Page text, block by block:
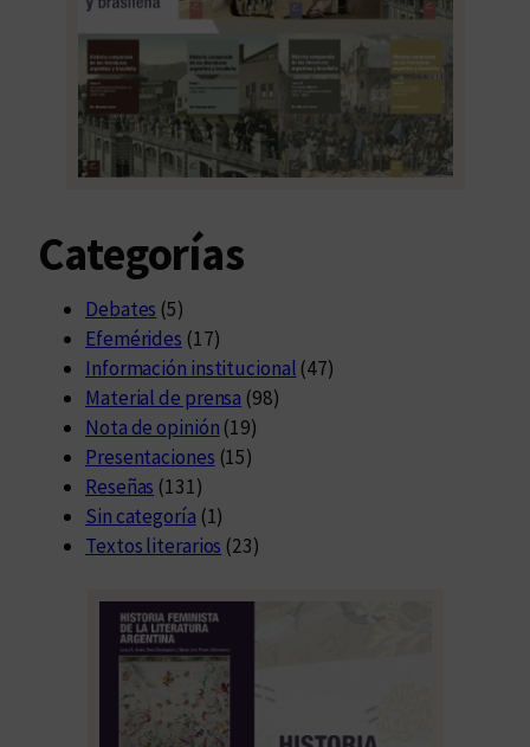
Categorías
Debates (5)
Efemérides (17)
Información institucional (47)
Material de prensa (98)
Nota de opinión (19)
Presentaciones (15)
Reseñas (131)
Sin categoría (1)
Textos literarios (23)